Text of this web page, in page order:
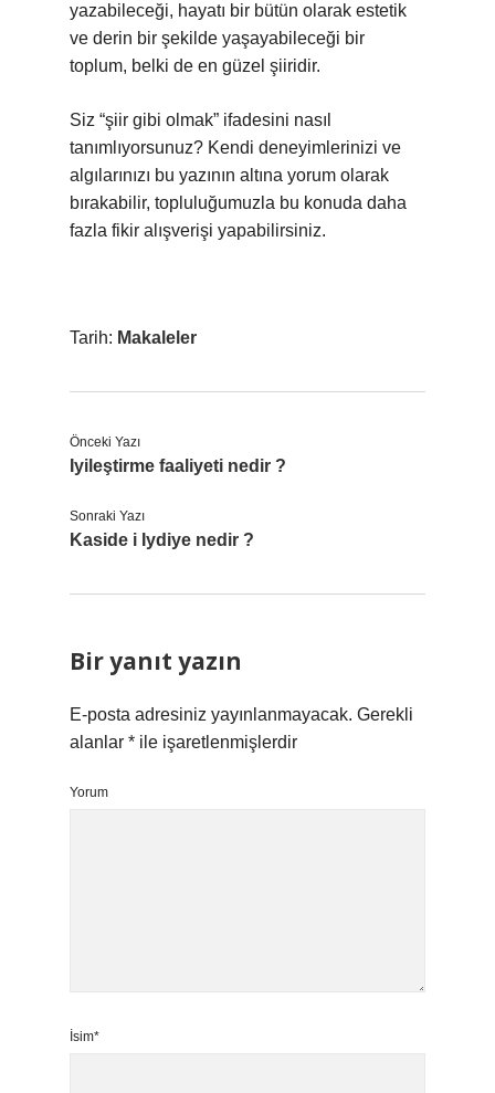
yazabileceği, hayatı bir bütün olarak estetik
ve derin bir şekilde yaşayabileceği bir
toplum, belki de en güzel şiiridir.
Siz “şiir gibi olmak” ifadesini nasıl
tanımlıyorsunuz? Kendi deneyimlerinizi ve
algılarınızı bu yazının altına yorum olarak
bırakabilir, topluluğumuzla bu konuda daha
fazla fikir alışverişi yapabilirsiniz.
Tarih: Makaleler
Önceki Yazı
Iyileştirme faaliyeti nedir ?
Sonraki Yazı
Kaside i Iydiye nedir ?
Bir yanıt yazın
E-posta adresiniz yayınlanmayacak. Gerekli
alanlar * ile işaretlenmişlerdir
Yorum
İsim*